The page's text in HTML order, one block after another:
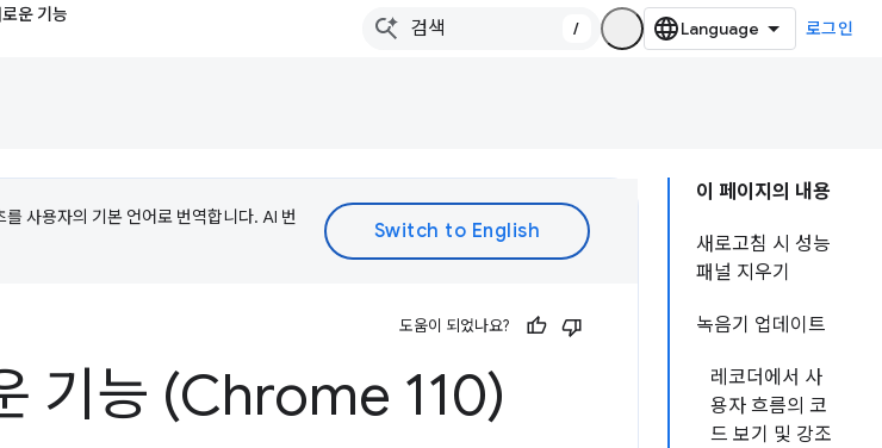
운 기능
/ 로그인
이 페이지의 내용
새로고침 시 성능
패널 지우기
녹음기 업데이트
레코더에서 사
용자 흐름의 코
드 보기 및 강조
사용자의 기본 언어로 번역합니다. AI 번
도움이 되었나요?
기능 (Chrome 110)